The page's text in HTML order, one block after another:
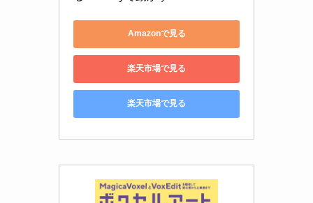
Amazonで見る
楽天市場で見る
楽天市場で見る